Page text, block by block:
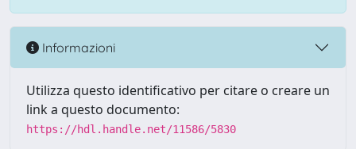
Informazioni
Utilizza questo identificativo per citare o creare un
link a questo documento:
https://hdl.handle.net/11586/5830